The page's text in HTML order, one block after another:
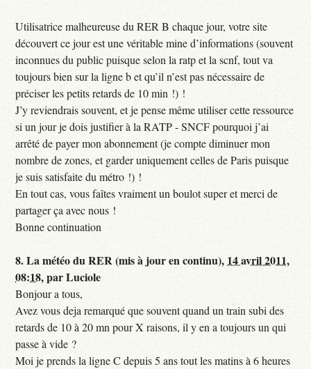
Utilisatrice malheureuse du RER B chaque jour, votre site
découvert ce jour est une véritable mine d’informations (souvent
inconnues du public puisque selon la ratp et la scnf, tout va
toujours bien sur la ligne b et qu’il n’est pas nécessaire de
préciser les petits retards de 10 min !) !
J’y reviendrais souvent, et je pense même utiliser cette ressource
si un jour je dois justifier à la RATP - SNCF pourquoi j’ai
arrêté de payer mon abonnement (je compte diminuer mon
nombre de zones, et garder uniquement celles de Paris puisque
je suis satisfaite du métro !) !
En tout cas, vous faîtes vraiment un boulot super et merci de
partager ça avec nous !
Bonne continuation
8.La météo du RER (mis à jour en continu), 14 avril 2011,
08:18,parLuciole
Bonjour a tous,
Avez vous deja remarqué que souvent quand un train subi des
retards de 10 à 20 mn pour X raisons, il y en a toujours un qui
passe à vide ?
Moi je prends la ligne C depuis 5 ans tout les matins à 6 heures